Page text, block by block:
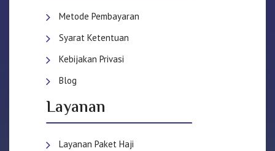
Metode Pembayaran
Syarat Ketentuan
Kebijakan Privasi
Blog
Layanan
Layanan Paket Haji